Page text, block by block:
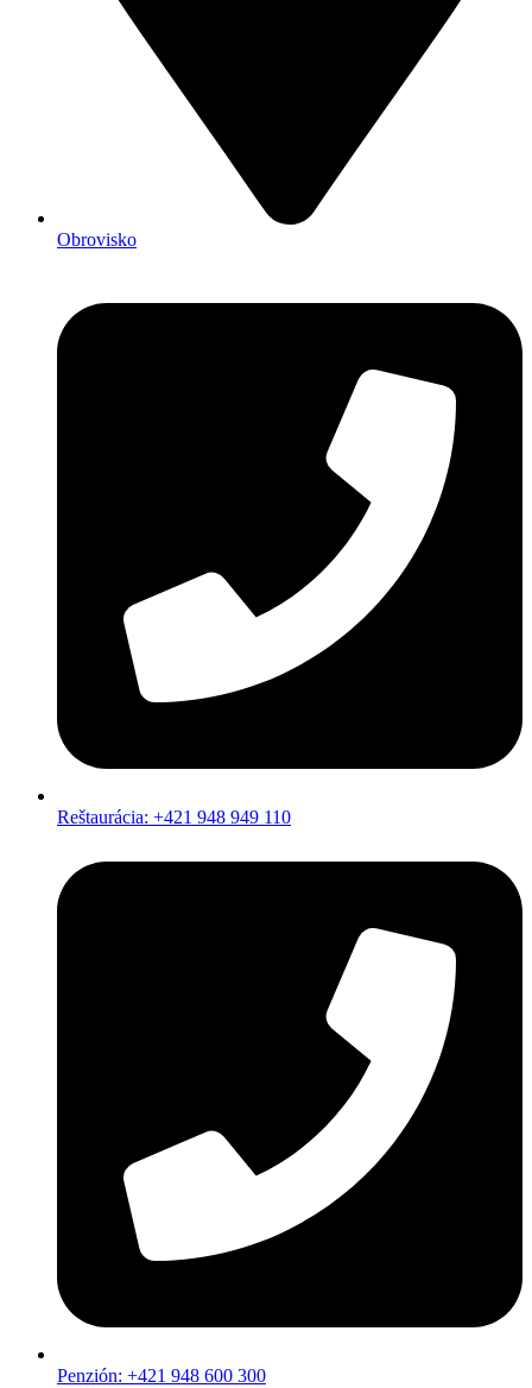
Obrovisko
Reštaurácia: +421 948 949 110
Penzión: +421 948 600 300